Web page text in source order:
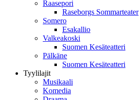
Raasepori
Raseborgs Sommarteater
Somero
Esakallio
Valkeakoski
Suomen Kesäteatteri
Pälkäne
Suomen Kesäteatteri
Tyylilajit
Musikaali
Komedia